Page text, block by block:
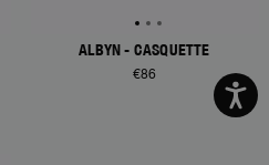
ALBYN - CASQUETTE
€86